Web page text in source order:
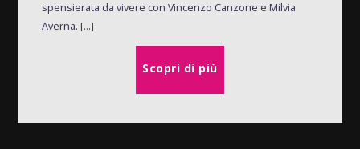
spensierata da vivere con Vincenzo Canzone e Milvia
Averna. [...]
Scopri di più